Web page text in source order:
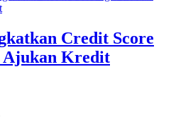
Credit Score
Ajukan Kredit